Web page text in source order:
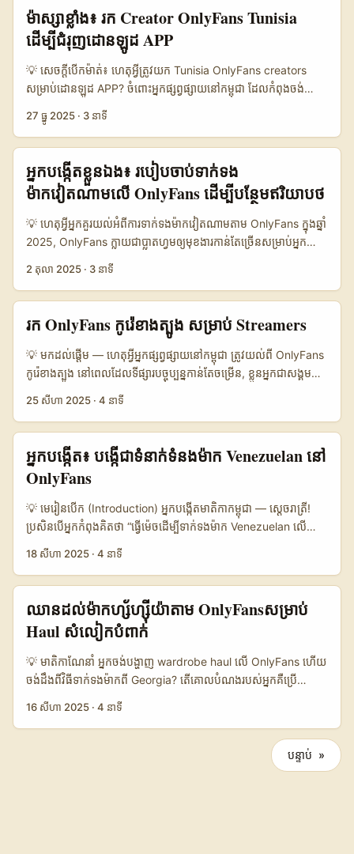
Snapshot) 🧩 Metric OnlyFans Instagram TikTok 👥
Monthly Active (approx) 10.000.000+ 1.200.000.000
1.000.000.000 💰 Direct Monetization High Medium Low–
Medium 🔒 Privacy Risk High Medium Medium 🛠️ Discovery
Ease for Brands Medium High High ⚖️ Platform
Restrictions (content) Medium High High តារាងបង្ហាញថា
OnlyFans មានគុណភាពសម្រាប់ monetize តែមានហានិភ័យផ្នែកភាព
ឯកជនខ្ពស់ និង discovery ត្រូវការ cross-platform searching
(Instagram/TikTok)។ សម្រាប់ប្រទេសតូចៗដូចកម្ពុជា ការប្រើ
Instagram ឬ TikTok ជាច្រកស្វែងរកដំបូងងាយស្រួល ហើយបន្ទាប់មក
អញ្ជើញទៅ OnlyFans បើ profiles បង្ហាញ signals គួរឱ្យជឿ។ ...
គឺជាមេរៀនដ៏អាចប្រើប្រាស់បាន — ថ្នាក់ដើម្បីរក, ចុះចត, និងចរចារជាមួយ
ម៉ាក។ យើងសង្ខេបពី pattern ដើម្បីឲ្យសាកល្បងបានលឿន៖ - សិក្សា
សង្កេតមណ្ឌលម៉ាក (products, tone, audience) យកពី OnlyFans
profile និង social channels របស់ពួកគេ។ - ផ្លាស់ប្ដូរពាក្យផ្តើម
outreach ទៅជាការស្នាក់លើ performance-centered pitch (ROI,
KPIs, examples)។ - បង្កើតកម្រងខ្លី demo videos ដែលបង្ហាញ
conversion potential (CTA, limited offers, tracking links)។ -
ពិចារណា collaboration models គួរឱ្យចាប់អារម្មណ៍: exclusive
ម៉ាស្សា​ខ្លាំង៖ រក Creator OnlyFans Tunisia
ដើម្បីជំរុញដោនឡូដ APP
💡 សេចក្តីបើកម៉ាត់៖ ហេតុអ្វីត្រូវយក Tunisia OnlyFans creators
សម្រាប់ដោនឡូដ APP? ចំពោះអ្នកផ្សព្វផ្សាយនៅកម្ពុជា ដែលកំពុងចង់
ប្រជាប្រិយដូច Tunisia ជាជម្រើសថ្លៃសម។ OnlyFans មិនត្រឹមតែ
fitness, music និង lifestyle ដែលប្រើវាដើម្បី monetize audience,
ឧបាយកណ្តាលនេះបើកឱកាស targeted acquisition ផ្តោតលើ niche
audiences ដែល high-intent និង willing to pay។ ព័ត៌មានទូទាំង
អត្ថបទយោងបង្ហាញថា OnlyFans មានខ្សែការងារបទពិសោធន៍នៅក្នុងកីឡា
និង fitness ដែល creators ប្រើវាដើម្បីបង្កើនប្រាក់ចំណូល (យោង:
reference content ចំពោះ Nick Kyrgios និង Alexandre Muller)
— នេះជាការបង្ហាញថា creators ផ្លាស់ប្តូរប្រភេទ និង audience ទូលំ
ទូលាយ។ ដូច្នេះ ប្រើ Tunisia creators ដើម្បី push app installs គឺមិន
creative tactic ត្រូវបានអនុវត្ត។ ...
27 ធ្នូ 2025 · 3 នាទី
អ្នកបង្កើតខ្លួនឯង៖ របៀបចាប់ទាក់ទង
ម៉ាកវៀតណាមលើ OnlyFans ដើម្បីបន្ថែមឥរិយាបថ
💡 ហេតុអ្វីអ្នកគួរយល់អំពីការទាក់ទងម៉ាកវៀតណាមតាម OnlyFans ក្នុងឆ្នាំ
2025, OnlyFans ក្លាយជា​ប្លាតហ្វមឲ្យមុខងារ​កាន់តែច្រើនសម្រាប់អ្នក
ករណីរបស់ Mills ដែលបាននិយាយថា OnlyFans ជួយ “hone my
ព័ត៌មាន) បង្ហាញថាកិច្ចសហការណ៍ត្រូវបានប្រើដើម្បីធ្វើអោយមុខម៉ាក និងអ្នក
បង្កើតរីកចម្រើនរួមគ្នា (យោងពីការសម្ភាសន៍ដែលបានចែករំលែក)។ អ្នកនៅ
កម្ពុជា អាចយកគន្លឹះនេះ​សម្រាប់ទាក់ទងម៉ាកវៀតណាម ដែលកំពុងស្វែងរក
ការចូលទីផ្សារសេដ្ឋកិច្ចឌីជីថល និងទស្សនិកជនថ្មីៗ។ ចំបាប់ផ្ទាល់:
subscription model ឬ content-for-conversion នៅលើ
OnlyFans ពីព្រោះវាផ្តល់ ROI ដែលត្រឹមត្រូវ ប៉ុន្តែពួកគេចាំបាច់បានការ
case studies, audience metrics, និង proof-of-performance
ក្នុង media kit របស់អ្នក។ យុទ្ធសាស្ត្រខាងក្រោមសរសេរលើចំណុច
ម៉ាកវៀតណាម។ 📊 ទិន្នន័យសង្ខេប (Data Snapshot) 🧩 Metric
OnlyFans Pitch Instagram Pitch TikTok Pitch 👥 Monthly
Active Audience 80.000 250.000 400.000 📈 Avg
Paid User $12 $3 $2 🤝 Brand Fit (engagement) High Very
High High 🔒 Privacy / Control High Medium Low តារាង
បង្ហាញថា OnlyFans ផ្តល់ការត្រួតពិនិត្យល្អលើការបម្រើ subscribers
និងទិន្នន័យក្នុងការវាស់តម្លៃ ROI របស់ម៉ាក។ ទោះជាយ៉ាងណា Instagram
មានតម្លៃលើ reach និង brand visibility ខ្ពស់រហូតដល់ TikTok
សម្រាប់ viral reach — ការវាយតម្លៃលើជំរើសពិសេសគឺប្រគល់អត្ថ
2 តុលា 2025 · 3 នាទី
រក OnlyFans កូរ៉េខាងត្បូង សម្រាប់ Streamers
💡 មកដល់ផ្តើម — ហេតុអ្វីអ្នកផ្សព្វផ្សាយនៅកម្ពុជា ត្រូវយល់ពី OnlyFans
កូរ៉េខាងត្បូង នៅពេលដែលទីផ្សារបច្ចុប្បន្នកាន់តែចម្រើន, ខ្លួនអ្នកជាសង្គមឬ
ប្រាក់ចំណេញ និង funnels សេវាកម្ម subscription ផងដែរ
(BusinessInsider បានរាយការណ៍ថា OnlyFans កើនឡើងទំហំយ៉ាង
ខ្លាំង)។ សម្រាប់ advertisers នៅកម្ពុជា, ការយកឈានទៅរក creators
ពីកូរ៉េខាងត្បូង (South Korea) មានលក្ខណៈពិសេស — culture
crossovers (K-pop, gaming, mukbang), audience regional
affinity នៅអាស៊ី, និង streamers ដែលអាចធ្វើលើ
Twitch/YouTube/TikTok ដើម្បី drive app installs តាម affiliate
links ឬ overlay CTAs។ ...
25 សីហា 2025 · 4 នាទី
អ្នកបង្កើត៖ បង្កេីជាទំនាក់ទំនងម៉ាក Venezuelan នៅ
OnlyFans
💡 មេរៀន​បើក (Introduction) អ្នកបង្កើតមាតិកាកម្ពុជា — ស្តេចរាត្រី!
ប្រសិនបើអ្នកកំពុងគិតថា “ធ្វើម៉េចដើម្បីទាក់ទងម៉ាក Venezuelan លើ
ដែលអ្នកនៅកម្ពុជា អាចដាក់ប្រើបានភ្លាមៗ។ នៅពេលនេះ OnlyFans
មិនមែនជា “ទំព័រសម្រាប់អ្នកចូលចិត្ត​ពិសេស” តែកំពុងផ្លាស់ប្តូរទៅជា​គន្លង​
ពាណិជ្ជកម្មសម្រាប់ creators — នោះយ៉ាងហោចណាស់ពួកម៉ាក់ដែលធ្លាប់
ចូល OnlyFans ហើយទទួលបានចំណូលដូចជា Marian Corrales បាន
បង្ហាញ (ច្រានចោលដោយ Meridiano)។ ខណៈពេលដែលព័ត៌មាន​ទាក់ទង
នឹង OnlyFans និង community មានសេចក្តីព្រួយ មានករណីជាច្រើន
ដែលបង្ហាញថា ម៉ាកអាចចាប់អារម្មណ៍ក្នុងការសម្ព័ន្ធពី creators ប៉ុន្តែពួកគេ
ចាំបាច់ត្រូវបានបញ្ចៀសជាមួយនឹងនយោបាយ internal និងភាពមើលឃើញ
សាធារណៈ។ អត្ថបទនេះនឹងបង្ហាញផ្លូវច្បាស់ៗ — outreach script,
negotiation checklist, និងវិធីដាក់ sponsor tags ដោយគ្មានបញ្ហា
18 សីហា 2025 · 4 នាទី
ឈានដល់ម៉ាក​ហ្ស័ហ្ស៊ីយ៉ា​តាម OnlyFans​សម្រាប់
Haul សំលៀកបំពាក់
💡 មាតិកាណែនាំ អ្នកចង់បង្ហាញ wardrobe haul លើ OnlyFans ហើយ
ចង់ដឹងពីវិធីទាក់ទងម៉ាកពី Georgia? តើគោលបំណងរបស់អ្នកគឺប្រើ
OnlyFans ជាកន្លែងផ្លូវការសម្រាប់ marketing ទេ។ ប្រសិនបើអ្នកចង់
ទាក់ទងពួកគេ អ្នកត្រូវរៀបចំ pitch ច្បាស់ ការពិពណ៌នាអំពី audience
16 សីហា 2025 · 4 នាទី
បន្ទាប់ »